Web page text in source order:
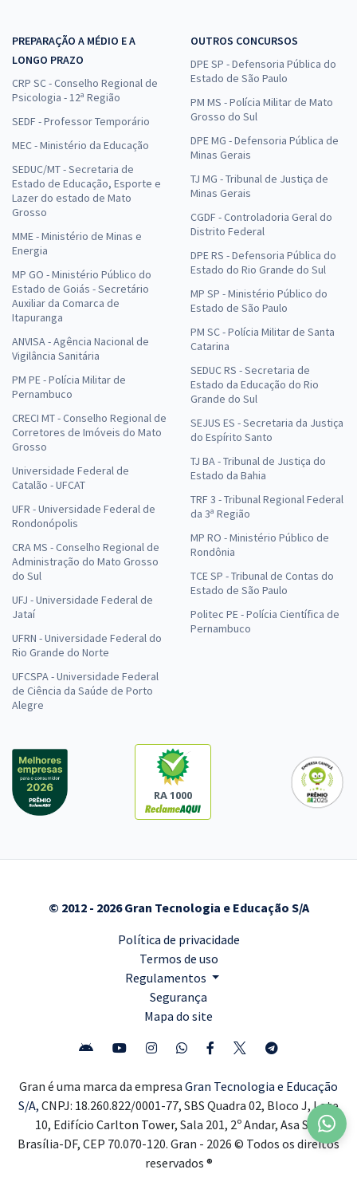
PREPARAÇÃO A MÉDIO E A
LONGO PRAZO
CRP SC - Conselho Regional de
Psicologia - 12ª Região
SEDF - Professor Temporário
MEC - Ministério da Educação
SEDUC/MT - Secretaria de
Estado de Educação, Esporte e
Lazer do estado de Mato
Grosso
MME - Ministério de Minas e
Energia
MP GO - Ministério Público do
Estado de Goiás - Secretário
Auxiliar da Comarca de
Itapuranga
ANVISA - Agência Nacional de
Vigilância Sanitária
PM PE - Polícia Militar de
Pernambuco
CRECI MT - Conselho Regional de
Corretores de Imóveis do Mato
Grosso
Universidade Federal de
Catalão - UFCAT
UFR - Universidade Federal de
Rondonópolis
CRA MS - Conselho Regional de
Administração do Mato Grosso
do Sul
UFJ - Universidade Federal de
Jataí
UFRN - Universidade Federal do
Rio Grande do Norte
UFCSPA - Universidade Federal
de Ciência da Saúde de Porto
Alegre
OUTROS CONCURSOS
DPE SP - Defensoria Pública do
Estado de São Paulo
PM MS - Polícia Militar de Mato
Grosso do Sul
DPE MG - Defensoria Pública de
Minas Gerais
TJ MG - Tribunal de Justiça de
Minas Gerais
CGDF - Controladoria Geral do
Distrito Federal
DPE RS - Defensoria Pública do
Estado do Rio Grande do Sul
MP SP - Ministério Público do
Estado de São Paulo
PM SC - Polícia Militar de Santa
Catarina
SEDUC RS - Secretaria de
Estado da Educação do Rio
Grande do Sul
SEJUS ES - Secretaria da Justiça
do Espírito Santo
TJ BA - Tribunal de Justiça do
Estado da Bahia
TRF 3 - Tribunal Regional Federal
da 3ª Região
MP RO - Ministério Público de
Rondônia
TCE SP - Tribunal de Contas do
Estado de São Paulo
Politec PE - Polícia Científica de
Pernambuco
RA 1000
© 2012 - 2026 Gran Tecnologia e Educação S/A
Política de privacidade
Termos de uso
Regulamentos
Segurança
Mapa do site
Gran é uma marca da empresa Gran Tecnologia e Educação
S/A, CNPJ: 18.260.822/0001-77, SBS Quadra 02, Bloco J, Lote
10, Edifício Carlton Tower, Sala 201, 2º Andar, Asa Sul,
Brasília-DF, CEP 70.070-120. Gran - 2026 © Todos os direitos
reservados ®